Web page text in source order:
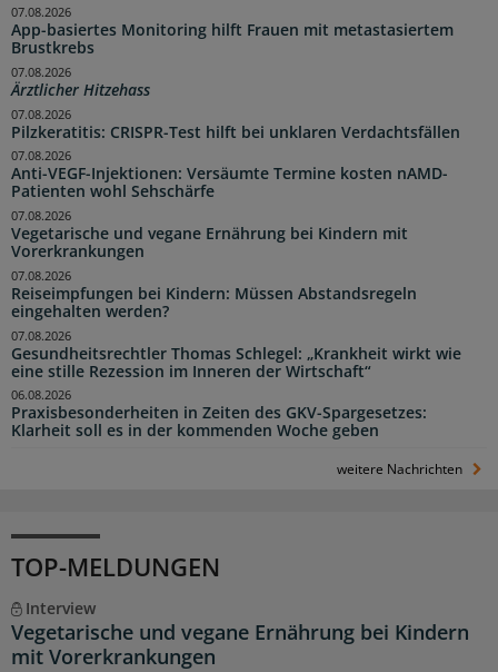
App-basiertes Monitoring hilft Frauen mit metastasiertem
Brustkrebs
07.08.2026
Ärztlicher Hitzehass
07.08.2026
Pilzkeratitis: CRISPR-Test hilft bei unklaren Verdachtsfällen
07.08.2026
Anti-VEGF-Injektionen: Versäumte Termine kosten nAMD-
Patienten wohl Sehschärfe
07.08.2026
Vegetarische und vegane Ernährung bei Kindern mit
Vorerkrankungen
07.08.2026
Reiseimpfungen bei Kindern: Müssen Abstandsregeln
eingehalten werden?
07.08.2026
Gesundheitsrechtler Thomas Schlegel: „Krankheit wirkt wie
eine stille Rezession im Inneren der Wirtschaft“
07.08.2026
Praxisbesonderheiten in Zeiten des GKV-Spargesetzes:
Klarheit soll es in der kommenden Woche geben
06.08.2026
weitere Nachrichten
TOP-MELDUNGEN
Interview
Vegetarische und vegane Ernährung bei Kindern
mit Vorerkrankungen